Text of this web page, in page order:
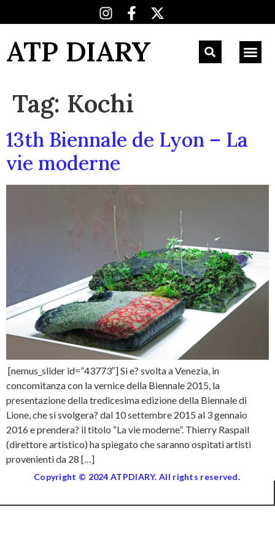
ATP DIARY
Tag: Kochi
13th Biennale de Lyon – La
vie moderne
[nemus_slider id=”43773″] Si e? svolta a Venezia, in
concomitanza con la vernice della Biennale 2015, la
presentazione della tredicesima edizione della Biennale di
Lione, che si svolgera? dal 10 settembre 2015 al 3 gennaio
2016 e prendera? il titolo “La vie moderne”. Thierry Raspail
(direttore artistico) ha spiegato che saranno ospitati artisti
provenienti da 28 […]
Copyright © 2024 ATPDIARY. All rights reserved.